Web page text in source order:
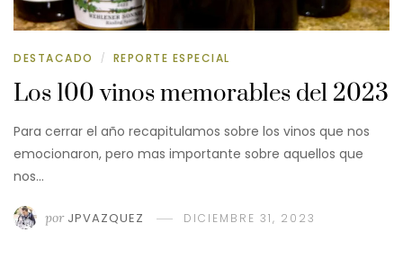
DESTACADO / REPORTE ESPECIAL
Los 100 vinos memorables del 2023
Para cerrar el año recapitulamos sobre los vinos que nos
emocionaron, pero mas importante sobre aquellos que
nos…
por JPVAZQUEZ DICIEMBRE 31, 2023